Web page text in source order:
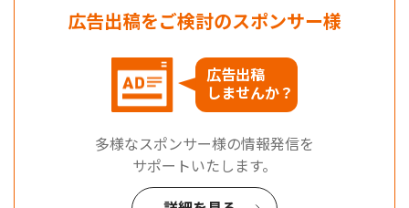
広告出稿をご検討のスポンサー様
広告出稿
しませんか？
多様なスポンサー様の情報発信を
サポートいたします。